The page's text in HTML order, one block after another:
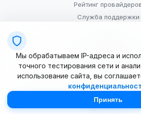
Рейтинг
Служба поддержки
Условия
© 2025–2026 OpenSpeedTest (ИП
Мы обрабатываем IP-адреса и
точного тестирования сети и
использование сайта, вы
Принять